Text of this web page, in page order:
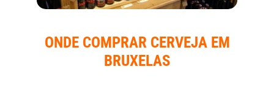
ONDE COMPRAR CERVEJA EM
BRUXELAS